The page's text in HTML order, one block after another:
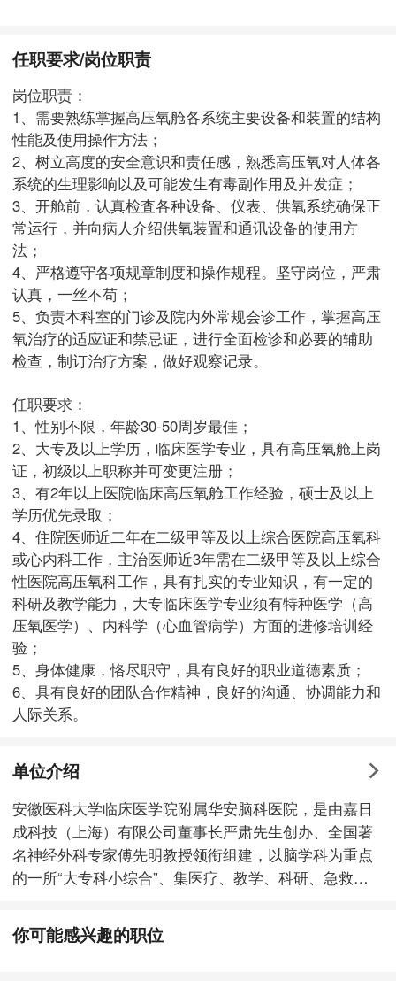
任职要求/岗位职责
岗位职责：
1、需要熟练掌握高压氧舱各系统主要设备和装置的结构
性能及使用操作方法；
2、树立高度的安全意识和责任感，熟悉高压氧对人体各
系统的生理影响以及可能发生有毒副作用及并发症；
3、开舱前，认真检査各种设备、仪表、供氧系统确保正
常运行，并向病人介绍供氧装置和通讯设备的使用方
法；
4、严格遵守各项规章制度和操作规程。坚守岗位，严肃
认真，一丝不苟；
5、负责本科室的门诊及院内外常规会诊工作，掌握高压
氧治疗的适应证和禁忌证，进行全面检诊和必要的辅助
检查，制订治疗方案，做好观察记录。
任职要求：
1、性别不限，年龄30-50周岁最佳；
2、大专及以上学历，临床医学专业，具有高压氧舱上岗
证，初级以上职称并可变更注册；
3、有2年以上医院临床高压氧舱工作经验，硕士及以上
学历优先录取；
4、住院医师近二年在二级甲等及以上综合医院高压氧科
或心内科工作，主治医师近3年需在二级甲等及以上综合
性医院高压氧科工作，具有扎实的专业知识，有一定的
科研及教学能力，大专临床医学专业须有特种医学（高
压氧医学）、内科学（心血管病学）方面的进修培训经
验；
5、身体健康，恪尽职守，具有良好的职业道德素质；
6、具有良好的团队合作精神，良好的沟通、协调能力和
人际关系。
单位介绍
安徽医科大学临床医学院附属华安脑科医院，是由嘉日
成科技（上海）有限公司董事长严肃先生创办、全国著
名神经外科专家傅先明教授领衔组建，以脑学科为重点
的一所“大专科小综合”、集医疗、教学、科研、急救、
智慧医院。 医院位于合肥市庐阳区洪河路86号，一期占
地面积70亩、建筑面积5万多平方，2019年投资5亿元进
你可能感兴趣的职位